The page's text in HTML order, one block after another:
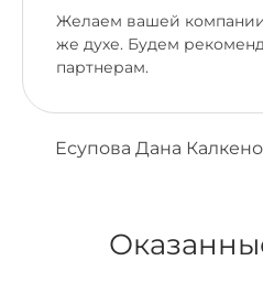
Желаем вашей
же духе. Будем
партнерам.
Есупова Дана